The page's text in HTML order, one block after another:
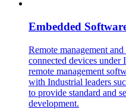
Embedded
Remote management
connected devices under
remote management
with Industrial leaders
to provide standard and
development.